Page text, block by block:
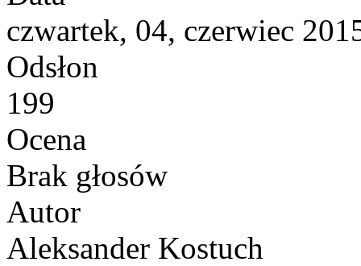
czwartek, 04, czerwiec
Odsłon
199
Ocena
Brak głosów
Autor
Aleksander Kostuch